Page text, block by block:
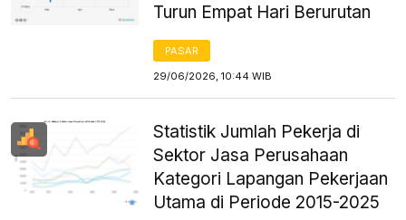
Turun Empat Hari Berurutan
PASAR
29/06/2026, 10:44 WIB
Statistik Jumlah Pekerja di
Sektor Jasa Perusahaan
Kategori Lapangan Pekerjaan
Utama di Periode 2015-2025